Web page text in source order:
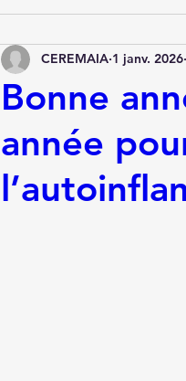
Bonne
année
CEREMAIA 1 janv. 2026